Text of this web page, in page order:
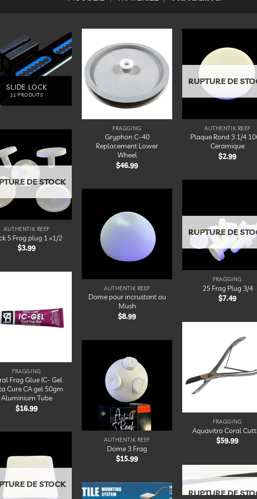
SLIDE LOCK
11 PRODUITS
Ajouter
à la
liste
d’envies
FRAGGING
Gryphon C-40
Replacement Lower
Wheel
$46.99
à
liste
RUPTURE DE
AUTHENTIK REEF
Plaque Rond 3 1/4
Ceramique
$2.99
Ajouter
à la
d’envies
DE STOCK
AUTHENTIK REEF
5 Frag plug 1 »1/2
$3.99
à
RUPTURE DE
FRAGGING
25 Frag Plug 3/4
$7.49
Ajouter
à la
liste
d’envies
AUTHENTIK REEF
Dome pour incrustant ou
Mush
$8.99
liste
d’envies
FRAGGING
Frag Glue IC- Gel
Cure CA gel 50gm
Aluminium Tube
$16.99
FRAGGING
Aquavitro Coral
$59.99
Ajouter
d’envies
AUTHENTIK REEF
Dome 3 Frag
$15.99
Ajouter
à la
liste
d’envies
DE STOCK
RUPTURE DE